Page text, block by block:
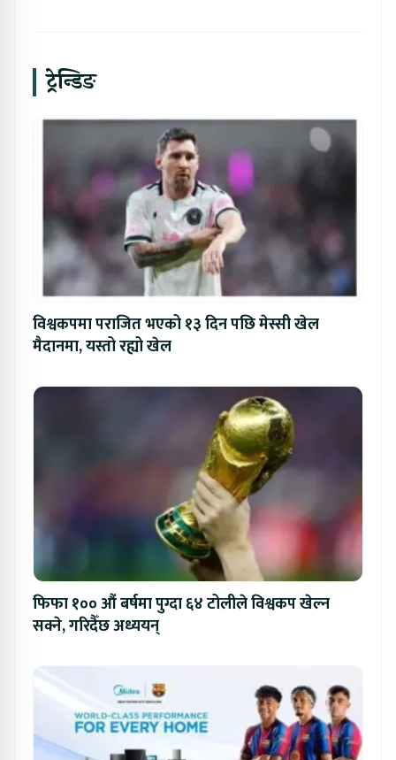
ट्रेन्डिङ
विश्वकपमा पराजित भएको १३ दिन पछि मेस्सी खेल
मैदानमा, यस्तो रह्यो खेल
फिफा १०० औं बर्षमा पुग्दा ६४ टोलीले विश्वकप खेल्न
सक्ने, गरिदैँछ अध्ययन्